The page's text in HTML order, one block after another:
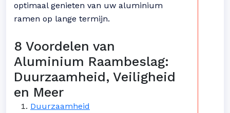
optimaal genieten van uw aluminium
ramen op lange termijn.
8 Voordelen van
Aluminium Raambeslag:
Duurzaamheid, Veiligheid
en Meer
Duurzaamheid